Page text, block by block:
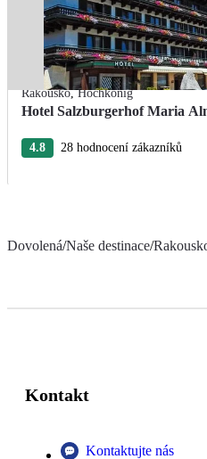
Rakousko,Hochkönig
Hotel Salzburgerhof Maria
4.8
28 hodnocení zákazníků
Dovolená/Naše destinace/
Kontakt
Kontaktujte nás